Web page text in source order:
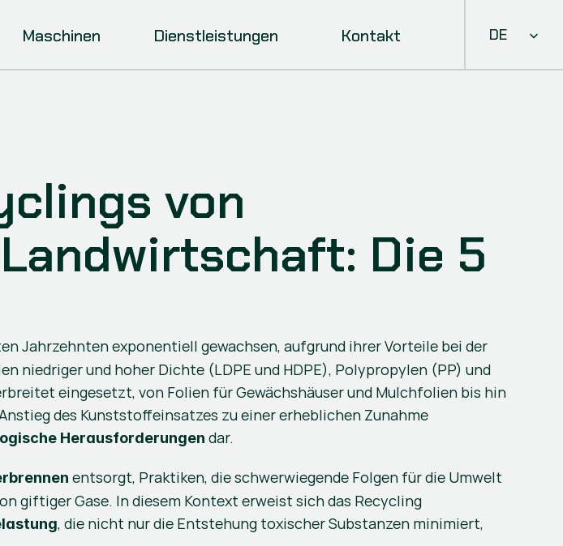
Maschinen Dienstleistungen Kontakt Select
DE
von
Die 5
Jahrzehnten exponentiell gewachsen, aufgrund ihrer Vorteile bei der
niedriger und hoher Dichte (LDPE und HDPE), Polypropylen (PP) und
eingesetzt, von Folien für Gewächshäuser und Mulchfolien bis hin
des Kunststoffeinsatzes zu einer erheblichen Zunahme
Herausforderungen dar.
entsorgt, Praktiken, die schwerwiegende Folgen für die Umwelt
giftiger Gase. In diesem Kontext erweist sich das Recycling
, die nicht nur die Entstehung toxischer Substanzen minimiert,